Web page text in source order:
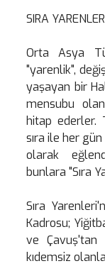
SIRA
Orta Asya
"yarenlik",
yaşayan bir
mensubu
hitap ederler.
sıra ile her
olarak
bunlara "Sıra
Sıra
Kadrosu;
ve
kıdemsiz